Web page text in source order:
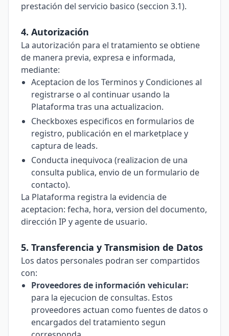
prestación del servicio basico (seccion 3.1).
4. Autorización
La autorización para el tratamiento se obtiene
de manera previa, expresa e informada,
mediante:
Aceptacion de los Terminos y Condiciones al
registrarse o al continuar usando la
Plataforma tras una actualizacion.
Checkboxes especificos en formularios de
registro, publicación en el marketplace y
captura de leads.
Conducta inequivoca (realizacion de una
consulta publica, envio de un formulario de
contacto).
La Plataforma registra la evidencia de
aceptacion: fecha, hora, version del documento,
dirección IP y agente de usuario.
5. Transferencia y Transmision de Datos
Los datos personales podran ser compartidos
con:
Proveedores de información vehicular:
para la ejecucion de consultas. Estos
proveedores actuan como fuentes de datos o
encargados del tratamiento segun